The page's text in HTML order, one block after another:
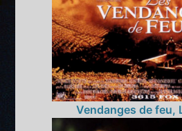
Vendanges de feu,